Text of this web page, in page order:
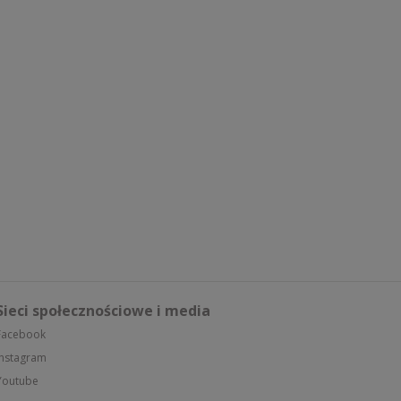
społecznościowe i media